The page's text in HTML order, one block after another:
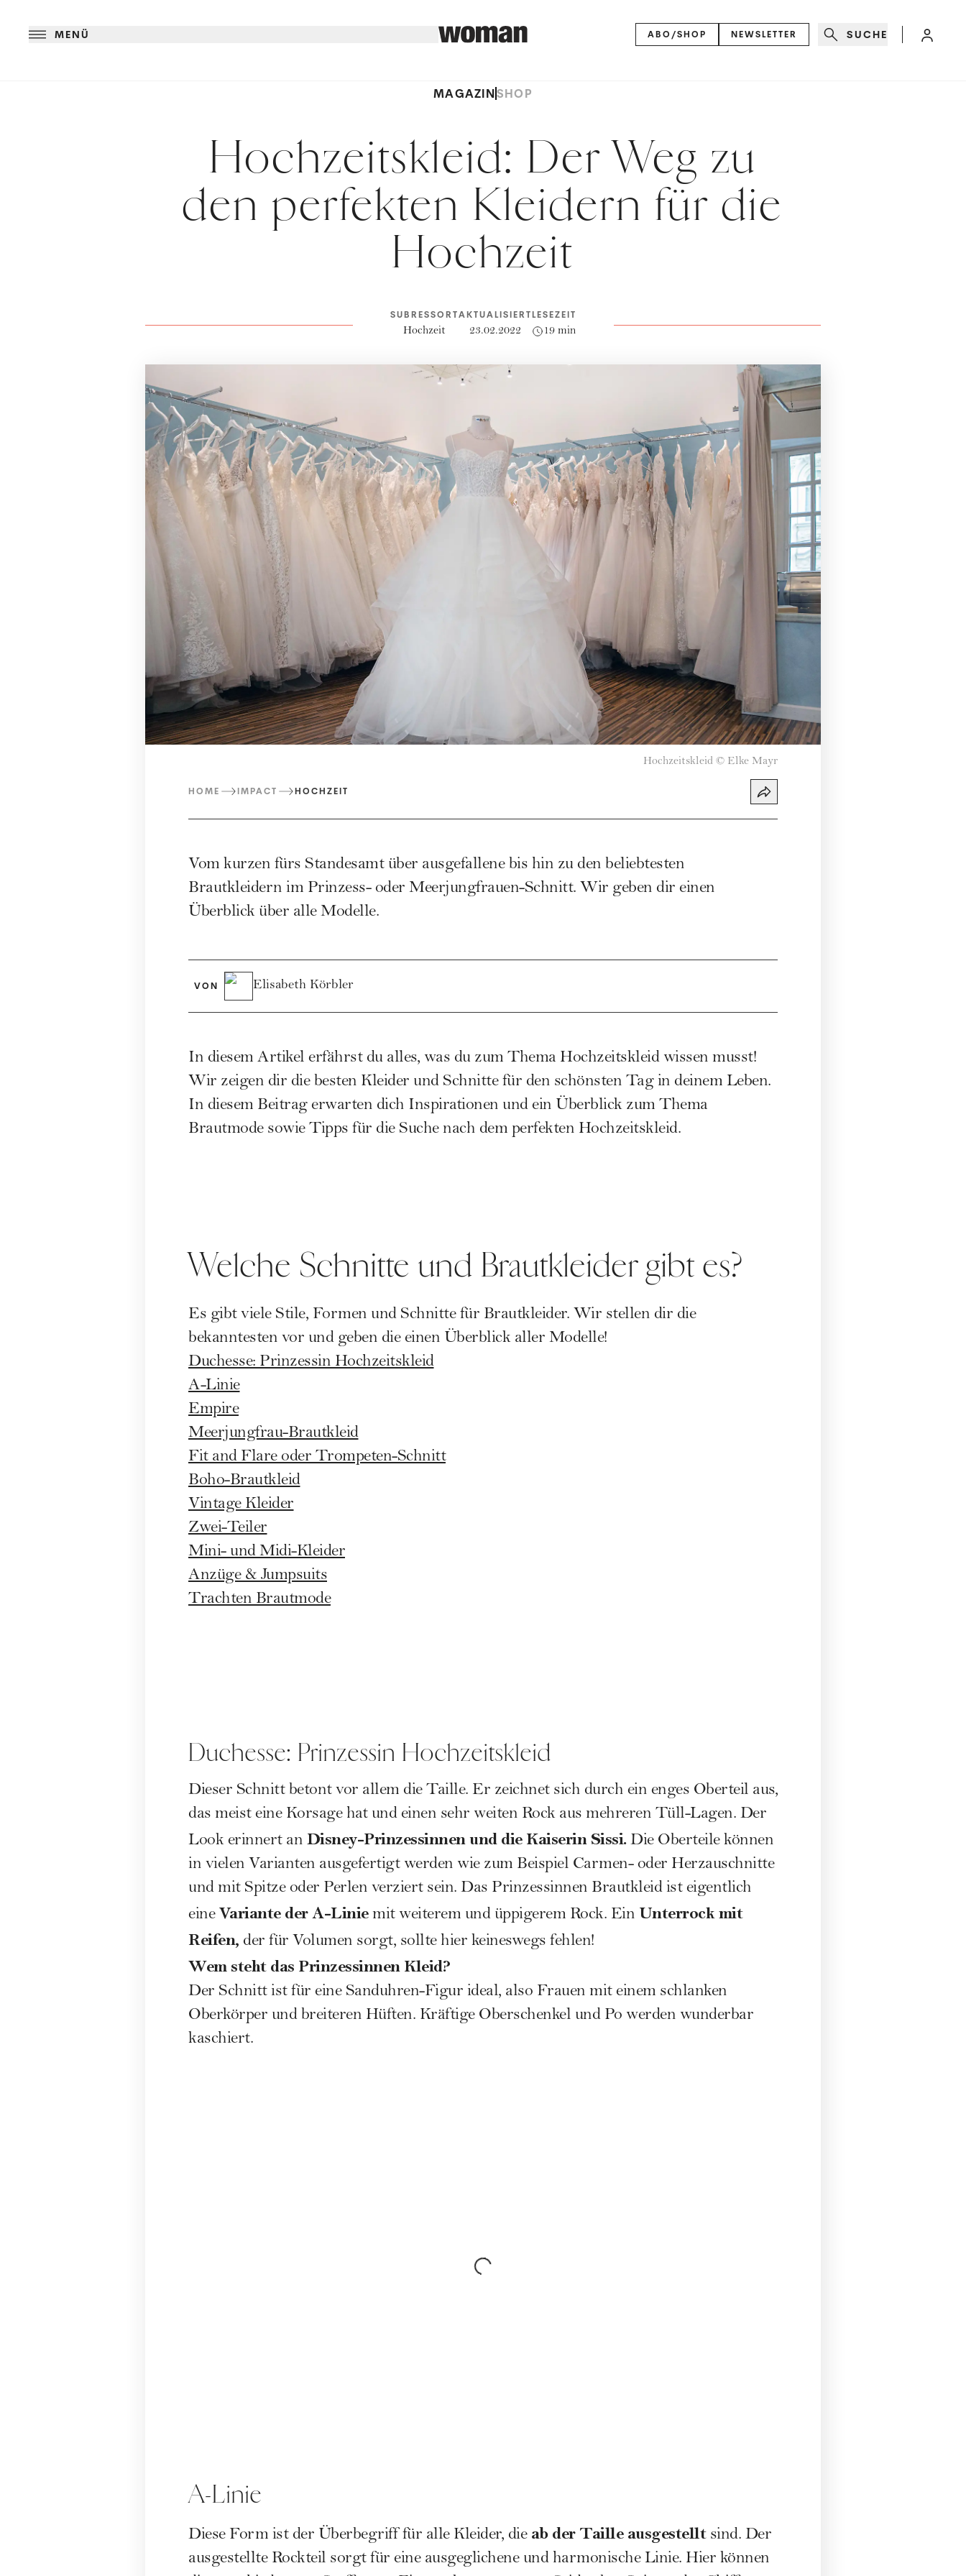
MENÜ ABO/SHOP NEWSLETTER SUCHE
MAGAZINSHOP
Hochzeitskleid: Der Weg zu
den perfekten Kleidern für die
Hochzeit
SUBRESSORT
Hochzeit
AKTUALISIERT
23.02.2022
LESEZEIT
19 min
Hochzeitskleid © Elke Mayr
HOME IMPACT HOCHZEIT
Vom kurzen fürs Standesamt über ausgefallene bis hin zu den beliebtesten
Brautkleidern im Prinzess- oder Meerjungfrauen-Schnitt. Wir geben dir einen
Überblick über alle Modelle.
VON Elisabeth Körbler
In diesem Artikel erfährst du alles, was du zum Thema Hochzeitskleid wissen musst!
Wir zeigen dir die besten Kleider und Schnitte für den schönsten Tag in deinem Leben.
In diesem Beitrag erwarten dich Inspirationen und ein Überblick zum Thema
Brautmode sowie Tipps für die Suche nach dem perfekten Hochzeitskleid.
Welche Schnitte und Brautkleider gibt es?
Es gibt viele Stile, Formen und Schnitte für Brautkleider. Wir stellen dir die
bekanntesten vor und geben die einen Überblick aller Modelle!
Duchesse: Prinzessin Hochzeitskleid
A-Linie
Empire
Meerjungfrau-Brautkleid
Fit and Flare oder Trompeten-Schnitt
Boho-Brautkleid
Vintage Kleider
Zwei-Teiler
Mini- und Midi-Kleider
Anzüge & Jumpsuits
Trachten Brautmode
Duchesse: Prinzessin Hochzeitskleid
Dieser Schnitt betont vor allem die Taille. Er zeichnet sich durch ein enges Oberteil aus,
das meist eine Korsage hat und einen sehr weiten Rock aus mehreren Tüll-Lagen. Der
Look erinnert an Disney-Prinzessinnen und die Kaiserin Sissi. Die Oberteile können
in vielen Varianten ausgefertigt werden wie zum Beispiel Carmen- oder Herzauschnitte
und mit Spitze oder Perlen verziert sein. Das Prinzessinnen Brautkleid ist eigentlich
eine Variante der A-Liniemit weiterem und üppigerem Rock. Ein Unterrock mit
Reifen, der für Volumen sorgt, sollte hier keineswegs fehlen!
Wem steht das Prinzessinnen Kleid?
Der Schnitt ist für eine Sanduhren-Figur ideal, also Frauen mit einem schlanken
Oberkörper und breiteren Hüften. Kräftige Oberschenkel und Po werden wunderbar
kaschiert.
A-Linie
Diese Form ist der Überbegriff für alle Kleider, die ab der Taille ausgestellt sind. Der
ausgestellte Rockteil sorgt für eine ausgeglichene und harmonische Linie. Hier können